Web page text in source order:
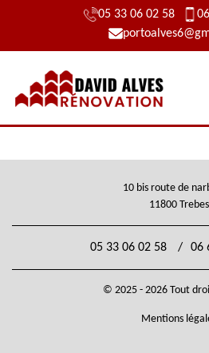
05 33 06 02 58
10 bis route de
11800 Trebes
05 33 06 02 58 / 06
© 2025 - 2026 Tout
Mentions